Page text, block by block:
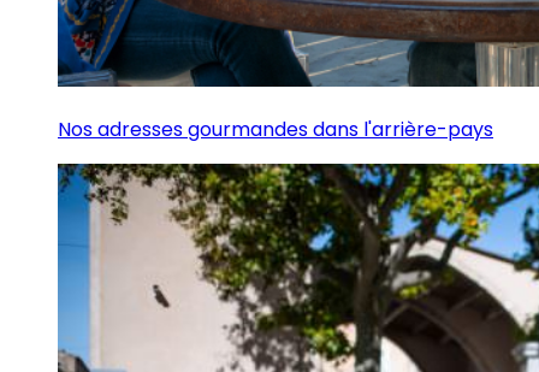
Nos adresses gourmandes dans l'arrière-pays